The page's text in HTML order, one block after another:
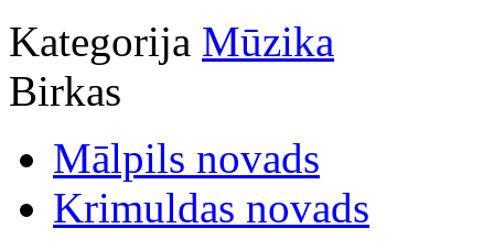
Kategorija Mūzika
Birkas
Mālpils novads
Krimuldas novads